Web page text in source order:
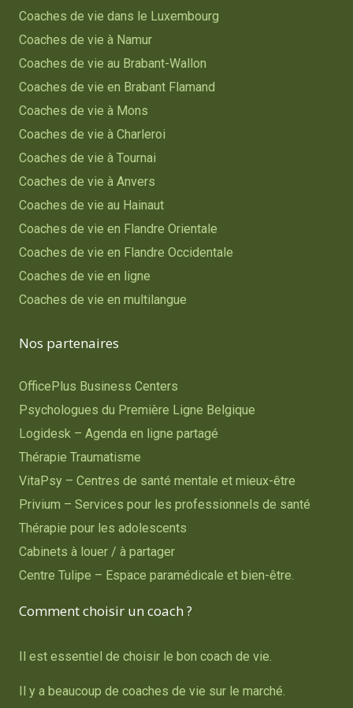
Coaches de vie dans le Luxembourg
Coaches de vie à Namur
Coaches de vie au Brabant-Wallon
Coaches de vie en Brabant Flamand
Coaches de vie à Mons
Coaches de vie à Charleroi
Coaches de vie à Tournai
Coaches de vie à Anvers
Coaches de vie au Hainaut
Coaches de vie en Flandre Orientale
Coaches de vie en Flandre Occidentale
Coaches de vie en ligne
Coaches de vie en multilangue
Nos partenaires
OfficePlus Business Centers
Psychologues du Première Ligne Belgique
Logidesk – Agenda en ligne partagé
Thérapie Traumatisme
VitaPsy – Centres de santé mentale et mieux-être
Privium – Services pour les professionnels de santé
Thérapie pour les adolescents
Cabinets à louer / à partager
Centre Tulipe – Espace paramédicale et bien-être.
Comment choisir un coach ?
Il est essentiel de choisir le bon coach de vie.
Il y a beaucoup de coaches de vie sur le marché.